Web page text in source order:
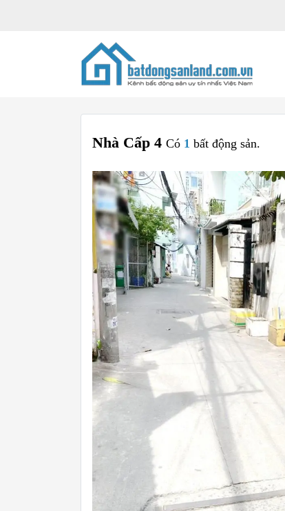
Nhà Cấp 4 Có 1 bất động sản.